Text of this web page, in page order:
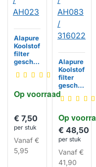
HUISMERK
Op voorraad
Alapure
Koolstof
filter
geschik
Gorenje
/ AH023
€ 7,50
per stuk
Vanaf €
5,95
Op
Alapure
Koolstof
filter
geschik
t voor
Gorenje
/ AH083
316022
€ 48,50
per stuk
Vanaf€
41,90